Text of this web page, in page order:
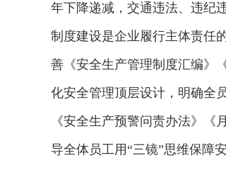
年下降递减，交通违法、违纪
制度建设是企业履行主体责任
善《安全生产管理制度汇编》
化安全管理顶层设计，明确全
《安全生产预警问责办法》《
导全体员工用“三镜”思维保障